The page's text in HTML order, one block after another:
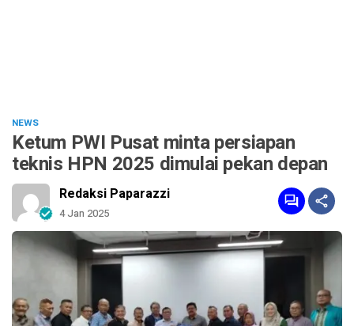
NEWS
Ketum PWI Pusat minta persiapan
teknis HPN 2025 dimulai pekan depan
Redaksi Paparazzi
4 Jan 2025